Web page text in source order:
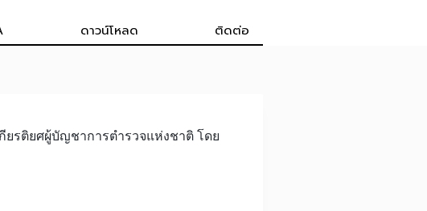
ดาวน์โหลด ติดต่อ
ยรติยศผู้บัญชาการตำรวจแห่งชาติ โดย